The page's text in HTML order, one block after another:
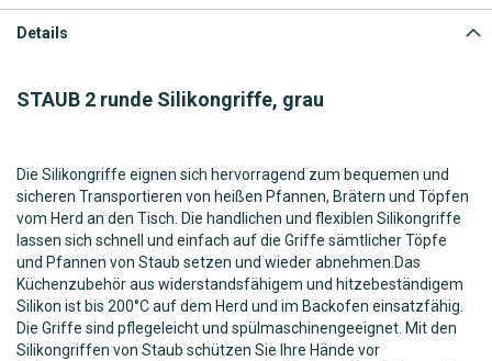
Details
STAUB 2 runde Silikongriffe, grau
Die Silikongriffe eignen sich hervorragend zum bequemen und
sicheren Transportieren von heißen Pfannen, Brätern und Töpfen
vom Herd an den Tisch. Die handlichen und flexiblen Silikongriffe
lassen sich schnell und einfach auf die Griffe sämtlicher Töpfe
und Pfannen von Staub setzen und wieder abnehmen.Das
Küchenzubehör aus widerstandsfähigem und hitzebeständigem
Silikon ist bis 200°C auf dem Herd und im Backofen einsatzfähig.
Die Griffe sind pflegeleicht und spülmaschinengeeignet. Mit den
Silikongriffen von Staub schützen Sie Ihre Hände vor